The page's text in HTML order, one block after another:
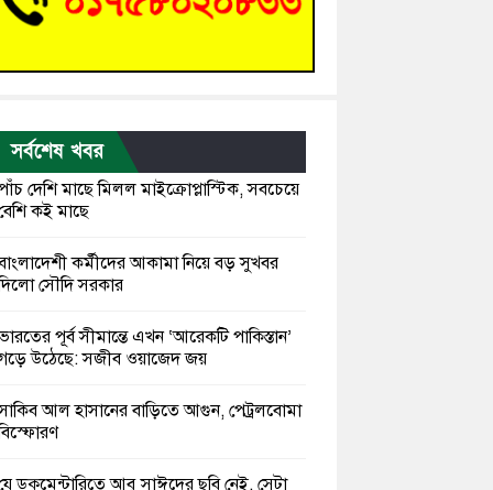
সর্বশেষ খবর
দেশি মাছে মিলল মাইক্রোপ্লাস্টিক, সবচেয়ে
কই মাছে
কর্মীদের আকামা নিয়ে বড় সুখবর
সৌদি সরকার
পূর্ব সীমান্তে এখন ‘আরেকটি পাকিস্তান’
উঠেছে: সজীব ওয়াজেদ জয়
আল হাসানের বাড়িতে আগুন, পেট্রলবোমা
ডকুমেন্টারিতে আবু সাঈদের ছবি নেই, সেটা